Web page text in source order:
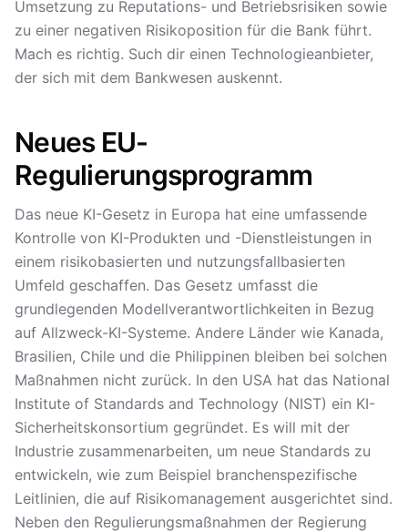
Umsetzung zu Reputations- und Betriebsrisiken sowie
zu einer negativen Risikoposition für die Bank führt.
Mach es richtig. Such dir einen Technologieanbieter,
der sich mit dem Bankwesen auskennt.
Neues EU-
Regulierungsprogramm
Das neue KI-Gesetz in Europa hat eine umfassende
Kontrolle von KI-Produkten und -Dienstleistungen in
einem risikobasierten und nutzungsfallbasierten
Umfeld geschaffen. Das Gesetz umfasst die
grundlegenden Modellverantwortlichkeiten in Bezug
auf Allzweck-KI-Systeme. Andere Länder wie Kanada,
Brasilien, Chile und die Philippinen bleiben bei solchen
Maßnahmen nicht zurück. In den USA hat das National
Institute of Standards and Technology (NIST) ein KI-
Sicherheitskonsortium gegründet. Es will mit der
Industrie zusammenarbeiten, um neue Standards zu
entwickeln, wie zum Beispiel branchenspezifische
Leitlinien, die auf Risikomanagement ausgerichtet sind.
Neben den Regulierungsmaßnahmen der Regierung